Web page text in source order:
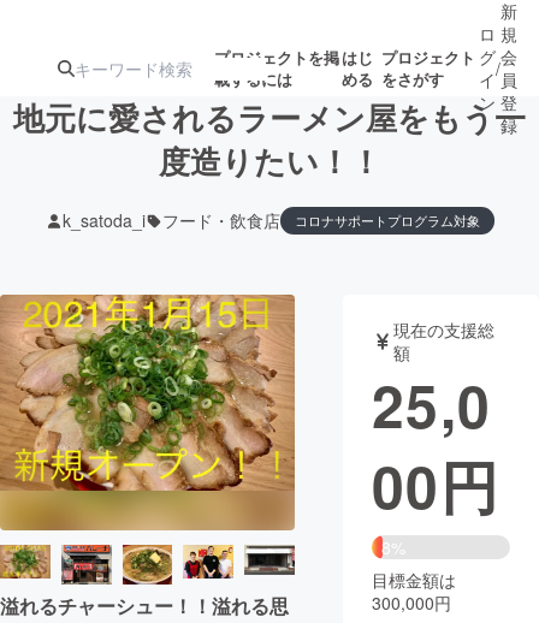
プロジェクトを掲
載するには
はじ
める
プロジェクト
をさがす
ジェクト
ターン
注目の新着プロ
ジェクト
募集終了が近いプ
ロジェクト
もうすぐ公開
されます
アート・写真 音楽
テクノロジー・ガジェット ゲーム・
映像・映画
ビジネス・起業 チャレンジ
まちづくり・地域活性化
ロ
グ
イ
ン
/
新
規
会
員
登
録
地元に愛されるラーメン屋をもう一
度造りたい！！
k_satoda_i フード・飲食店 コロナサポートプログラム対象
溢れるチャーシュー！！溢れる思
現在の支援総
額
25,0
00円
8%
目標金額は
300,000円